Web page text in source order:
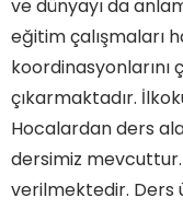
ve dünyayı da
eğitim çalışmaları
çıkarmaktadır.
Hocalardan ders
dersimiz
verilmektedir. Ders